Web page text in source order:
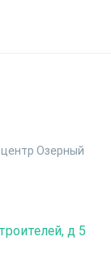
Озерный
д 5